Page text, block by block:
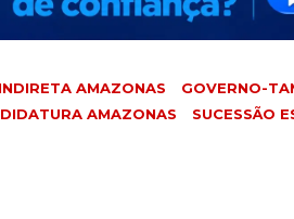
AMAZONAS GOVERNO-
AMAZONAS
SUCESSÃO